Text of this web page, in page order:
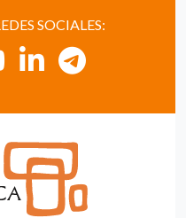
SOCIALES: